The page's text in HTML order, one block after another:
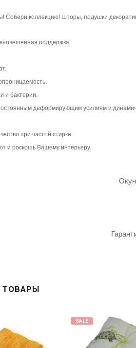
Собери коллекцию! Шторы, подушки
поддержка.
и бактерии.
деформирующим усилиям и
при частой стирке.
и роскошь Вашему интерьеру.
SALE